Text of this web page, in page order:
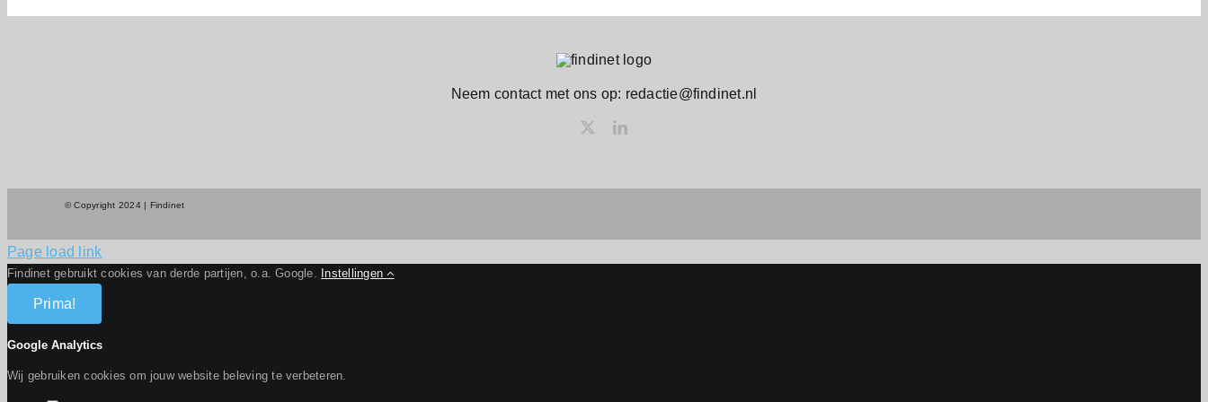
Neem contact met ons op: redactie@findinet.nl
© Copyright 2024 | Findinet
Page load link
Findinet gebruikt cookies van derde partijen, o.a. Google. Instellingen
Prima!
Google Analytics
Wij gebruiken cookies om jouw website beleving te verbeteren.